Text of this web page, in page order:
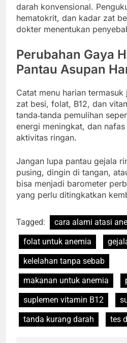
darah konvensional.
hematokrit, dan kadar zat
dokter menentukan
Perubahan Gaya
Pantau Asupan
Catat menu harian
zat besi, folat, B12, dan
tanda‑tanda pemulihan
energi meningkat, dan
aktivitas ringan.
Jangan lupa pantau gejala
pusing, dingin di tangan,
bisa menjadi barometer
yang perlu ditingkatkan
Tagged:
cara alami atasi
folat untuk anemia
kelelahan tanpa sebab
makanan untuk anemia
suplemen vitamin B12
tanda kurang darah
tes